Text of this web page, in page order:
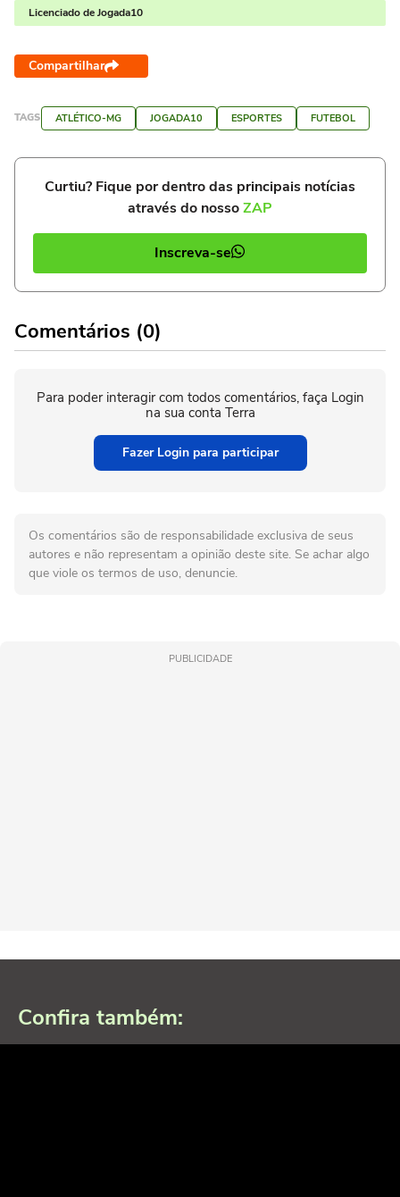
Licenciado de Jogada10
Compartilhar
TAGS ATLÉTICO-MG JOGADA10 ESPORTES FUTEBOL
Curtiu? Fique por dentro das principais notícias
através do nossoZAP
Inscreva-se
Comentários (0)
Para poder interagir com todos comentários, faça Login
na sua conta Terra
Fazer Login para participar
Os comentários são de responsabilidade exclusiva de seus
autores e não representam a opinião deste site. Se achar algo
que viole os termos de uso, denuncie.
PUBLICIDADE
Confira também: